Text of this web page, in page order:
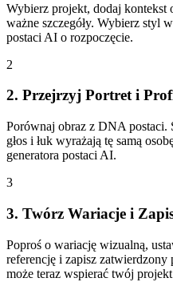
Wybierz projekt, dodaj kontekst
ważne szczegóły. Wybierz styl
postaci AI o rozpoczęcie.
2
2. Przejrzyj Portret i
Porównaj obraz z DNA
głos i łuk wyrażają tę samą
generatora postaci AI.
3
3. Twórz Wariacje i
Poproś o wariację wizualną,
referencję i zapisz
może teraz wspierać twój